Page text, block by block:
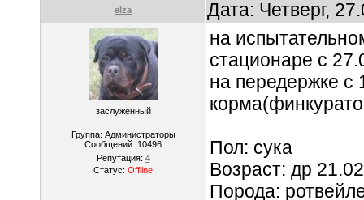
elza Дата: Четверг,
заслуженный
Группа: Администраторы
Сообщений: 10496
Репутация: 4
Статус: Offline
на
стационаре с
на передержке с
Пол: сука
Возраст: др
Порода: